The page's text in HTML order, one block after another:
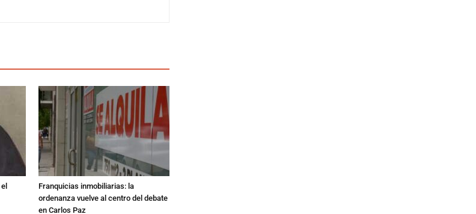
Franquicias inmobiliarias: la
ordenanza vuelve al centro del debate
en Carlos Paz